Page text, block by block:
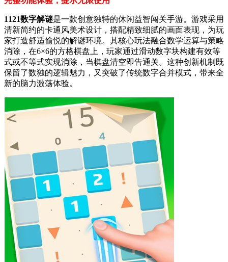
1121数字解谜是一款创意独特的休闲益智闯关手游。游戏采用
清新简约的卡通风美术设计，搭配精致细腻的画面表现，为玩
家打造舒适愉悦的解谜环境。其核心玩法融合数学运算与策略
消除，在6×6的方格棋盘上，玩家通过滑动数字块构建有效等
式或不等式实现消除，当棋盘清空即告通关。这种创新机制既
保留了数独的逻辑魅力，又突破了传统数字合并模式，带来全
新的脑力激荡体验。